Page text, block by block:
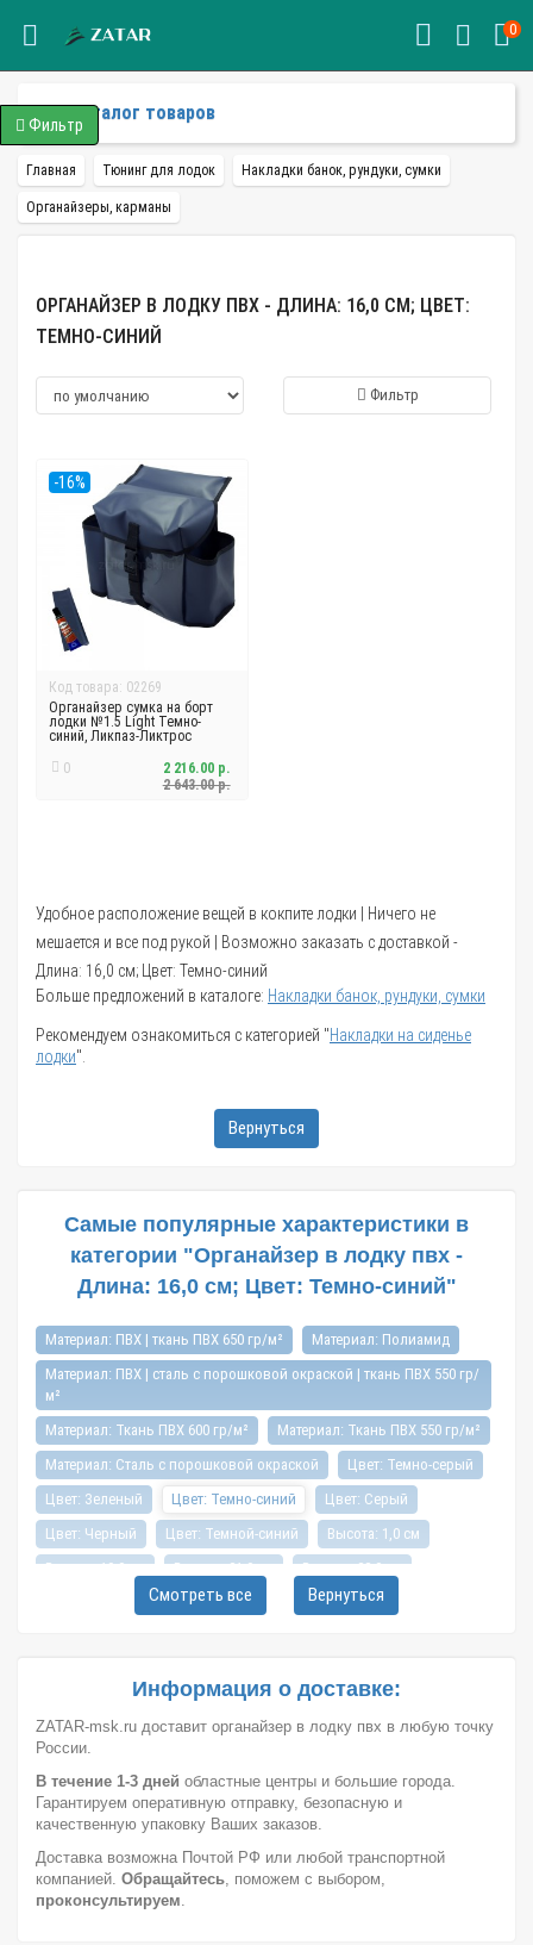
0
Каталог товаров
Главная Тюнинг для лодок Накладки банок, рундуки, сумки
Органайзеры, карманы
ОРГАНАЙЗЕР В ЛОДКУ ПВХ - ДЛИНА: 16,0 СМ; ЦВЕТ:
ТЕМНО-СИНИЙ
Фильтр
-16%
Код товара: 02269
Органайзер сумка на борт
лодки №1.5 Light Темно-
синий, Ликпаз-Ликтрос
0
2 643.00 р.
2 216.00 р.
Удобное расположение вещей в кокпите лодки | Ничего не
мешается и все под рукой | Возможно заказать с доставкой -
Длина: 16,0 см; Цвет: Темно-синий
Больше предложений в каталоге: Накладки банок, рундуки, сумки
Рекомендуем ознакомиться с категорией "Накладки на сиденье
лодки".
Вернуться
Самые популярные характеристики в
категории "Органайзер в лодку пвх -
Длина: 16,0 см; Цвет: Темно-синий"
Материал: ПВХ | ткань ПВХ 650 гр/м²
Материал: Полиамид
Материал: ПВХ | сталь с порошковой окраской | ткань ПВХ 550 гр/
м²
Материал: Ткань ПВХ 600 гр/м²
Материал: Ткань ПВХ 550 гр/м²
Материал: Сталь с порошковой окраской
Цвет: Темно-серый
Цвет: Зеленый
Цвет: Темно-синий
Цвет: Серый
Цвет: Черный
Цвет: Темной-синий
Высота: 1,0 см
Высота: 19,0 см
Высота: 21,0 см
Высота: 23,0 см
Высота: 33,0 см
Высота: 45,0 см
Длина: 8,0 см
Длина: 13,0 см
Длина: 15,0 см
Длина: 16,0 см
Длина: 60,0 см
Длина: 64,0 см
Длина: 70,0 см
Ширина: 3,7 см
Ширина: 13,0 см
Ширина: 14,5 см
Ширина: 24,5 см
Ширина: 40,0 см
Ширина: 70,0 см
Город: Ярославль
Город: Санкт-Петербург
Смотреть все Вернуться
Информация о доставке:
ZATAR-msk.ru доставит органайзер в лодку пвх в любую точку
России.
В течение 1-3 дней областные центры и большие города.
Гарантируем оперативную отправку, безопасную и
качественную упаковку Ваших заказов.
Доставка возможна Почтой РФ или любой транспортной
компанией. Обращайтесь, поможем с выбором,
проконсультируем.
Фильтр